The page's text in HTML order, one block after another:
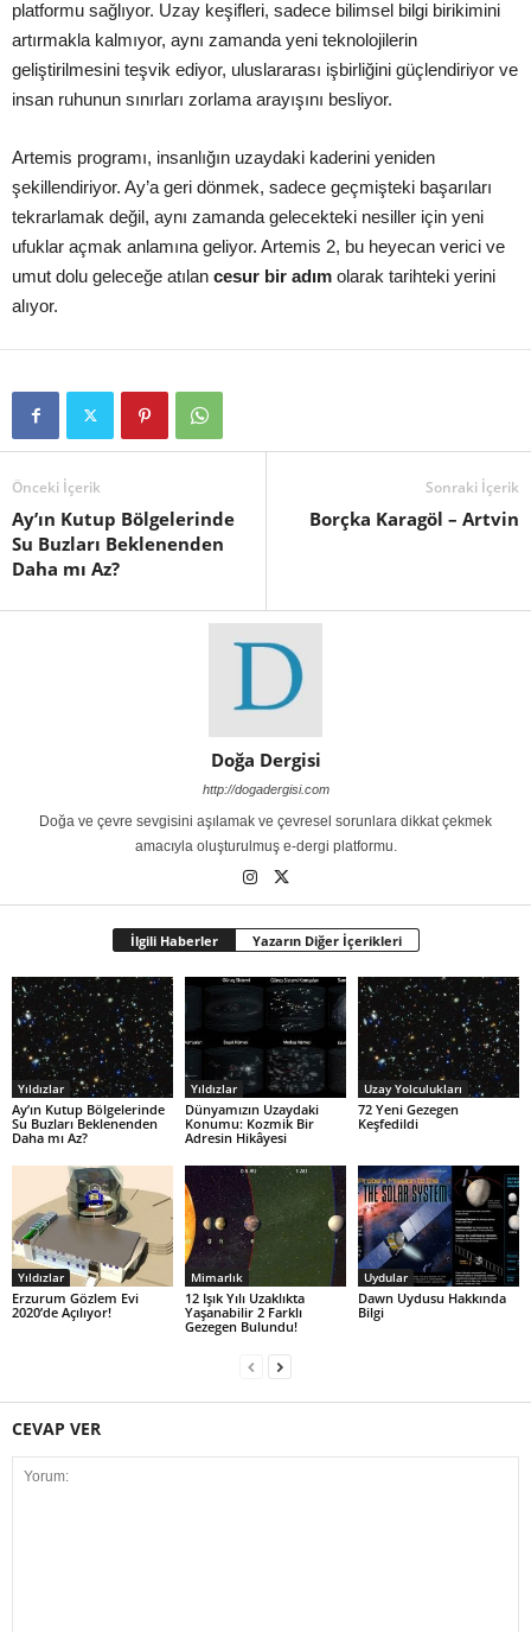
platformu sağlıyor. Uzay keşifleri, sadece bilimsel bilgi birikimini
artırmakla kalmıyor, aynı zamanda yeni teknolojilerin
geliştirilmesini teşvik ediyor, uluslararası işbirliğini güçlendiriyor ve
insan ruhunun sınırları zorlama arayışını besliyor.
Artemis programı, insanlığın uzaydaki kaderini yeniden
şekillendiriyor. Ay’a geri dönmek, sadece geçmişteki başarıları
tekrarlamak değil, aynı zamanda gelecekteki nesiller için yeni
ufuklar açmak anlamına geliyor. Artemis 2, bu heyecan verici ve
umut dolu geleceğe atılan cesur bir adım olarak tarihteki yerini
alıyor.
Önceki İçerik
Ay’ın Kutup Bölgelerinde
Su Buzları Beklenenden
Daha mı Az?
Sonraki İçerik
Borçka Karagöl – Artvin
Doğa Dergisi
http://dogadergisi.com
Doğa ve çevre sevgisini aşılamak ve çevresel sorunlara dikkat çekmek
amacıyla oluşturulmuş e-dergi platformu.
İlgili Haberler Yazarın Diğer İçerikleri
Yıldızlar
Ay’ın Kutup Bölgelerinde
Su Buzları Beklenenden
Daha mı Az?
Yıldızlar
Dünyamızın Uzaydaki
Konumu: Kozmik Bir
Adresin Hikâyesi
Uzay Yolculukları
72 Yeni Gezegen
Keşfedildi
Yıldızlar
Erzurum Gözlem Evi
2020’de Açılıyor!
Mimarlık
12 Işık Yılı Uzaklıkta
Yaşanabilir 2 Farklı
Gezegen Bulundu!
Uydular
Dawn Uydusu Hakkında
Bilgi
CEVAP VER